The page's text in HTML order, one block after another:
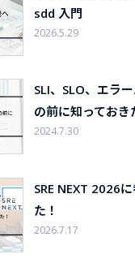
sdd 入門
2026.5.29
SLI、SLO、エラ
の前に知っておき
2024.7.30
SRE NEXT 2026
た！
2026.7.17